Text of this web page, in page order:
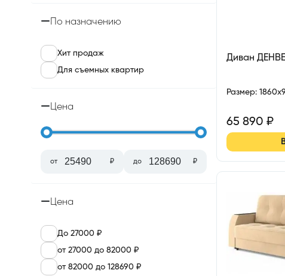
По назначению
Хит продаж
Для съемных квартир
Цена
от ₽ до ₽
Цена
До 27000 ₽
от 27000 до 82000 ₽
от 82000 до 128690 ₽
Диван
Размер:
65 890 ₽